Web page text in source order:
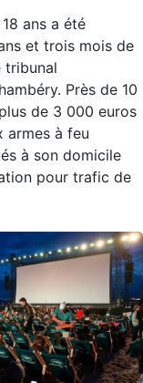
ans a été
et trois mois de
tribunal
Près de 10
de 3 000 euros
armes à feu
à son domicile
pour trafic de